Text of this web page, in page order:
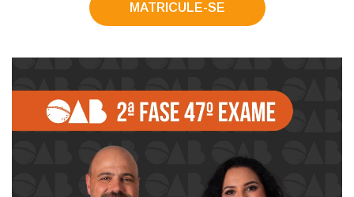
MATRICULE-SE